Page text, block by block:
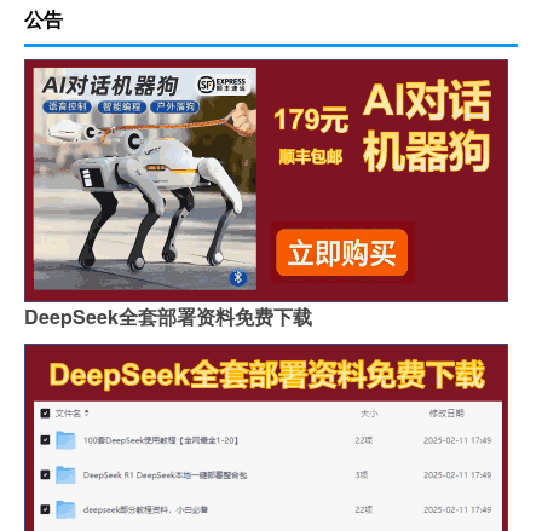
公告
DeepSeek全套部署资料免费下载